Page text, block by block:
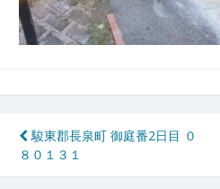
投
稿
駿東郡長泉町 御庭番2日目 ０
８０１３１